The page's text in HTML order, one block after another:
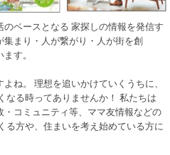
ベースとなる 家探しの情報を発信す
まり・人が繋がり・人が街を創
す。
ね。 理想を追いかけていくうちに、
なる時ってありませんか！ 私たちは
コミュニティ等、ママ友情報などの
る方や、住まいを考え始めている方に